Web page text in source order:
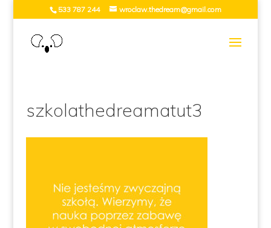
533 787 244 wroclaw.thedream@gmail.com
szkolathedreamatut3